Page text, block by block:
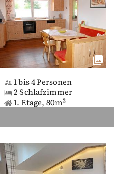
1 bis 4 Personen
2 Schlafzimmer
1. Etage, 80m²